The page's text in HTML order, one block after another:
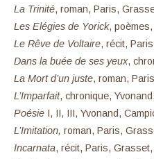
La Trinité, roman, Paris,
Les Elégies de Yorick,
Le Rêve de Voltaire, récit,
Dans la buée de ses yeux,
La Mort d’un juste, roman,
L’Imparfait, chronique,
Poésie I, II, III, Yvonand,
L’Imitation, roman, Paris,
Incarnata, récit, Paris,